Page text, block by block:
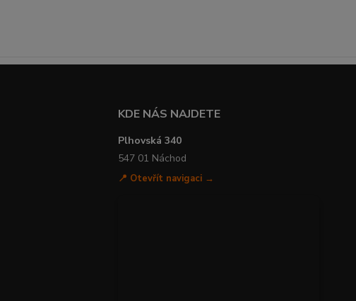
KDE NÁS NAJDETE
Plhovská 340
547 01 Náchod
📍 Otevřít navigaci →